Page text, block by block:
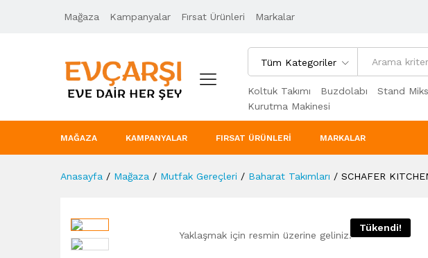
Mağaza Kampanyalar Fırsat Ürünleri Markalar
Tüm Kategoriler
Koltuk Takımı Buzdolabı Stand
Kurutma Makinesi
MAĞAZA KAMPANYALAR FIRSAT ÜRÜNLERI MARKALAR
Anasayfa / Mağaza / Mutfak Gereçleri / Baharat Takımları / SCHAFER
Tükendi!
Yaklaşmak için resmin üzerine geliniz.
Ürün Açıklaması Taksit Seçenekleri